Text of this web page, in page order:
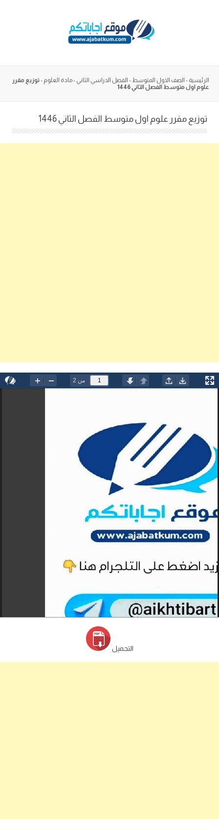
الرئيسية - الصف الاول المتوسط - الفصل الدراسي الثاني -مادة العلوم - توزيع مقرر
علوم اول متوسط الفصل الثاني 1446
توزيع مقرر علوم اول متوسط الفصل الثاني 1446
التحميل